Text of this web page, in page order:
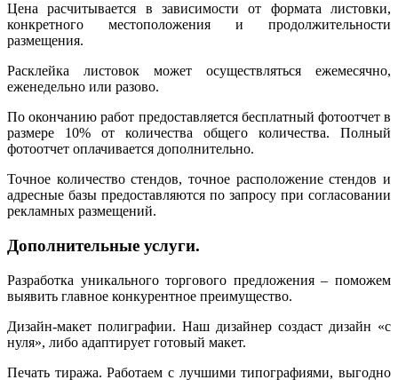
Цена расчитывается в зависимости от формата листовки,
конкретного местоположения и продолжительности
размещения.
Расклейка листовок может осуществляться ежемесячно,
еженедельно или разово.
По окончанию работ предоставляется бесплатный фотоотчет в
размере 10% от количества общего количества. Полный
фотоотчет оплачивается дополнительно.
Точное количество стендов, точное расположение стендов и
адресные базы предоставляются по запросу при согласовании
рекламных размещений.
Дополнительные услуги.
Разработка уникального торгового предложения – поможем
выявить главное конкурентное преимущество.
Дизайн-макет полиграфии. Наш дизайнер создаст дизайн «с
нуля», либо адаптирует готовый макет.
Печать тиража. Работаем с лучшими типографиями, выгодно